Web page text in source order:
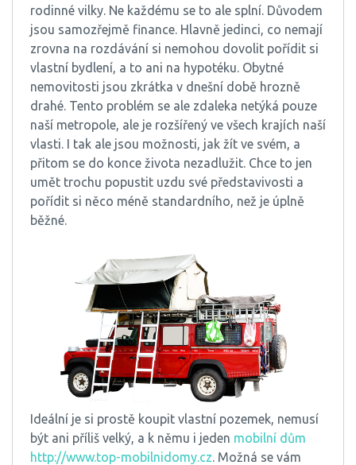
rodinné vilky. Ne každému se to ale splní. Důvodem
jsou samozřejmě finance. Hlavně jedinci, co nemají
zrovna na rozdávání si nemohou dovolit pořídit si
vlastní bydlení, a to ani na hypotéku. Obytné
nemovitosti jsou zkrátka v dnešní době hrozně
drahé. Tento problém se ale zdaleka netýká pouze
naší metropole, ale je rozšířený ve všech krajích naší
vlasti. I tak ale jsou možnosti, jak žít ve svém, a
přitom se do konce života nezadlužit. Chce to jen
umět trochu popustit uzdu své představivosti a
pořídit si něco méně standardního, než je úplně
běžné.
Ideální je si prostě koupit vlastní pozemek, nemusí
být ani příliš velký, a k němu i jeden mobilní dům
http://www.top-mobilnidomy.cz. Možná se vám